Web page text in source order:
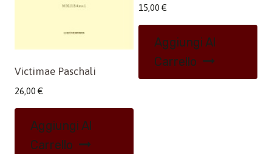
Victimae Paschali
26,00 €
Aggiungi Al
Carrello
15,00 €
Aggiungi Al
Carrello